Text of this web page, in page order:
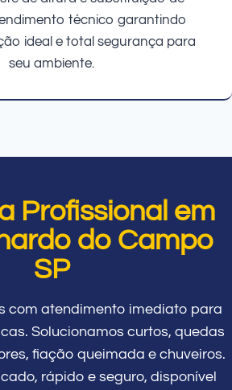
técnico garantindo
ideal e total segurança para
seu ambiente.
Profissional em
do Campo
SP
com atendimento imediato para
Solucionamos curtos, quedas
fiação queimada e chuveiros.
rápido e seguro, disponível